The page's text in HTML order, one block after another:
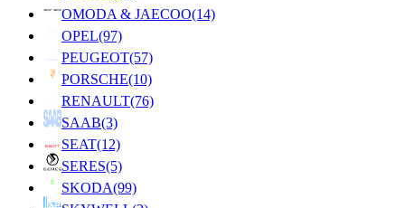
OMODA & JAECOO(14)
OPEL(97)
PEUGEOT(57)
PORSCHE(10)
RENAULT(76)
SAAB(3)
SEAT(12)
SERES(5)
SKODA(99)